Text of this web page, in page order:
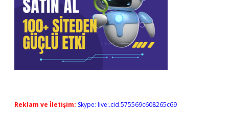
Reklam ve İletişim: Skype: live:.cid.575569c608265c69